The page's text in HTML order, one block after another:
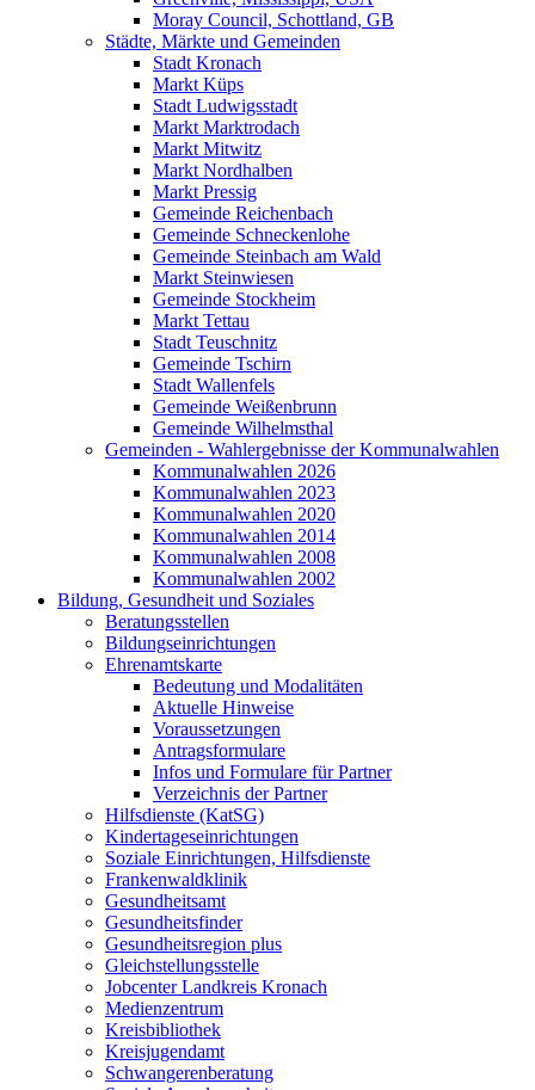
Moray Council, Schottland, GB
Städte, Märkte und Gemeinden
Stadt Kronach
Markt Küps
Stadt Ludwigsstadt
Markt Marktrodach
Markt Mitwitz
Markt Nordhalben
Markt Pressig
Gemeinde Reichenbach
Gemeinde Schneckenlohe
Gemeinde Steinbach am Wald
Markt Steinwiesen
Gemeinde Stockheim
Markt Tettau
Stadt Teuschnitz
Gemeinde Tschirn
Stadt Wallenfels
Gemeinde Weißenbrunn
Gemeinde Wilhelmsthal
Gemeinden - Wahlergebnisse der Kommunalwahlen
Kommunalwahlen 2026
Kommunalwahlen 2023
Kommunalwahlen 2020
Kommunalwahlen 2014
Kommunalwahlen 2008
Kommunalwahlen 2002
Bildung, Gesundheit und Soziales
Beratungsstellen
Bildungseinrichtungen
Ehrenamtskarte
Bedeutung und Modalitäten
Aktuelle Hinweise
Voraussetzungen
Antragsformulare
Infos und Formulare für Partner
Verzeichnis der Partner
Hilfsdienste (KatSG)
Kindertageseinrichtungen
Soziale Einrichtungen, Hilfsdienste
Frankenwaldklinik
Gesundheitsamt
Gesundheitsfinder
Gesundheitsregion plus
Gleichstellungsstelle
Jobcenter Landkreis Kronach
Medienzentrum
Kreisbibliothek
Kreisjugendamt
Schwangerenberatung